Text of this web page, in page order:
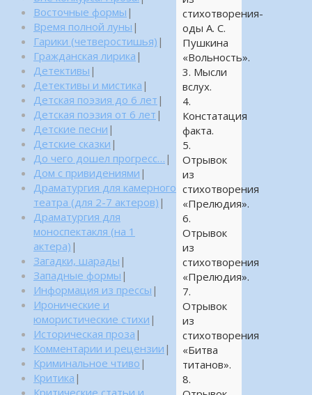
стихотворения-
оды А. С.
Пушкина
«Вольность».
3. Мысли
вслух.
4.
Констатация
факта.
5.
Отрывок
из
стихотворения
«Прелюдия».
6.
Отрывок
из
стихотворения
«Прелюдия».
7.
Отрывок
из
стихотворения
«Битва
титанов».
8.
Восточные формы |
Время полной луны |
Гарики (четверостишья) |
Гражданская лирика |
Детективы |
Детективы и мистика |
Детская поэзия до 6 лет |
Детская поэзия от 6 лет |
Детские песни |
Детские сказки |
До чего дошел прогресс… |
Дом с привидениями |
Драматургия для камерного
театра (для 2-7 актеров) |
Драматургия для
моноспектакля (на 1
актера) |
Загадки, шарады |
Западные формы |
Информация из прессы |
Иронические и
юмористические стихи |
Историческая проза |
Комментарии и рецензии |
Криминальное чтиво |
Критика |
Критические статьи и